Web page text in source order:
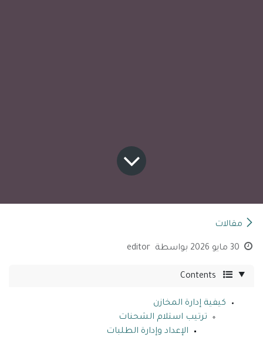
مقالات
30 مايو 2026 بواسطة editor
Contents
كيفية إدارة المخازن
ترتيب استلام الشحنات
الإعداد وإدارة الطلبات